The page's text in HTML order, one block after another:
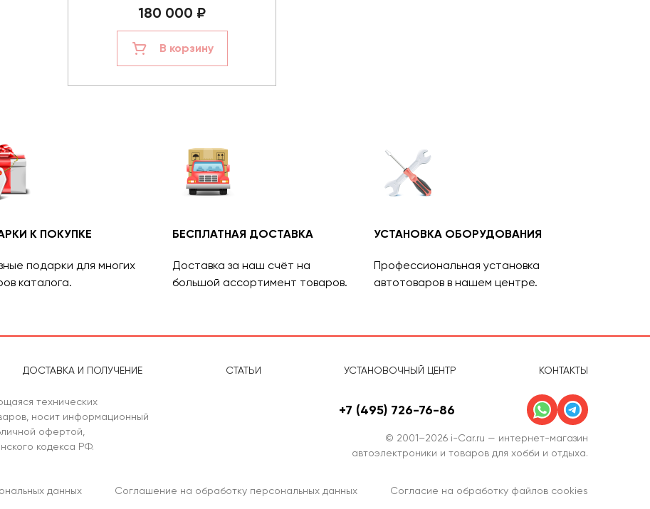
180 000 ₽
В корзину
К ПОКУПКЕ
подарки для многих
каталога.
БЕСПЛАТНАЯ ДОСТАВКА
Доставка за наш счёт на
большой ассортимент товаров.
УСТАНОВКА ОБОРУДОВАНИЯ
Профессиональная установка
автотоваров в нашем центре.
ДОСТАВКА И ПОЛУЧЕНИЕ СТАТЬИ УСТАНОВОЧНЫЙ ЦЕНТР КОНТАКТЫ
технических
носит информационный
офертой,
кодекса РФ.
+7 (495) 726-76-86
© 2001–2026 i-Car.ru — интернет-магазин
автоэлектроники и товаров для хобби и отдыха.
данных Соглашение на обработку персональных данных Согласие на обработку файлов cookies